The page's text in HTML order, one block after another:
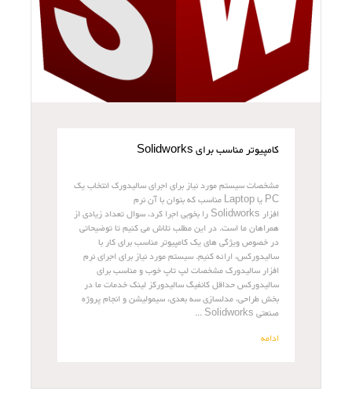
کامپیوتر مناسب برای Solidworks
مشخصات سیستم مورد نیاز برای اجرای سالیدورک انتخاب یک
PC یا Laptop مناسب که بتوان با آن نرم
افزار Solidworks را بخوبی اجرا کرد، سوال تعداد زیادی از
همراهان ما است. در این مطلب تلاش می کنیم تا توضیحاتی
در خصوص ویژگی های یک کامپیوتر مناسب برای کار با
سالیدورکس، ارائه کنیم. سیستم مورد نیاز برای اجرای نرم
افزار سالیدورک مشخصات لپ تاپ خوب و مناسب برای
سالیدورکس حداقل کانفیگ سالیدورکز لینک خدمات ما در
بخش طراحی، مدلسازی سه بعدی، سیمولیشن و انجام پروژه
صنعتی Solidworks ...
ادامه